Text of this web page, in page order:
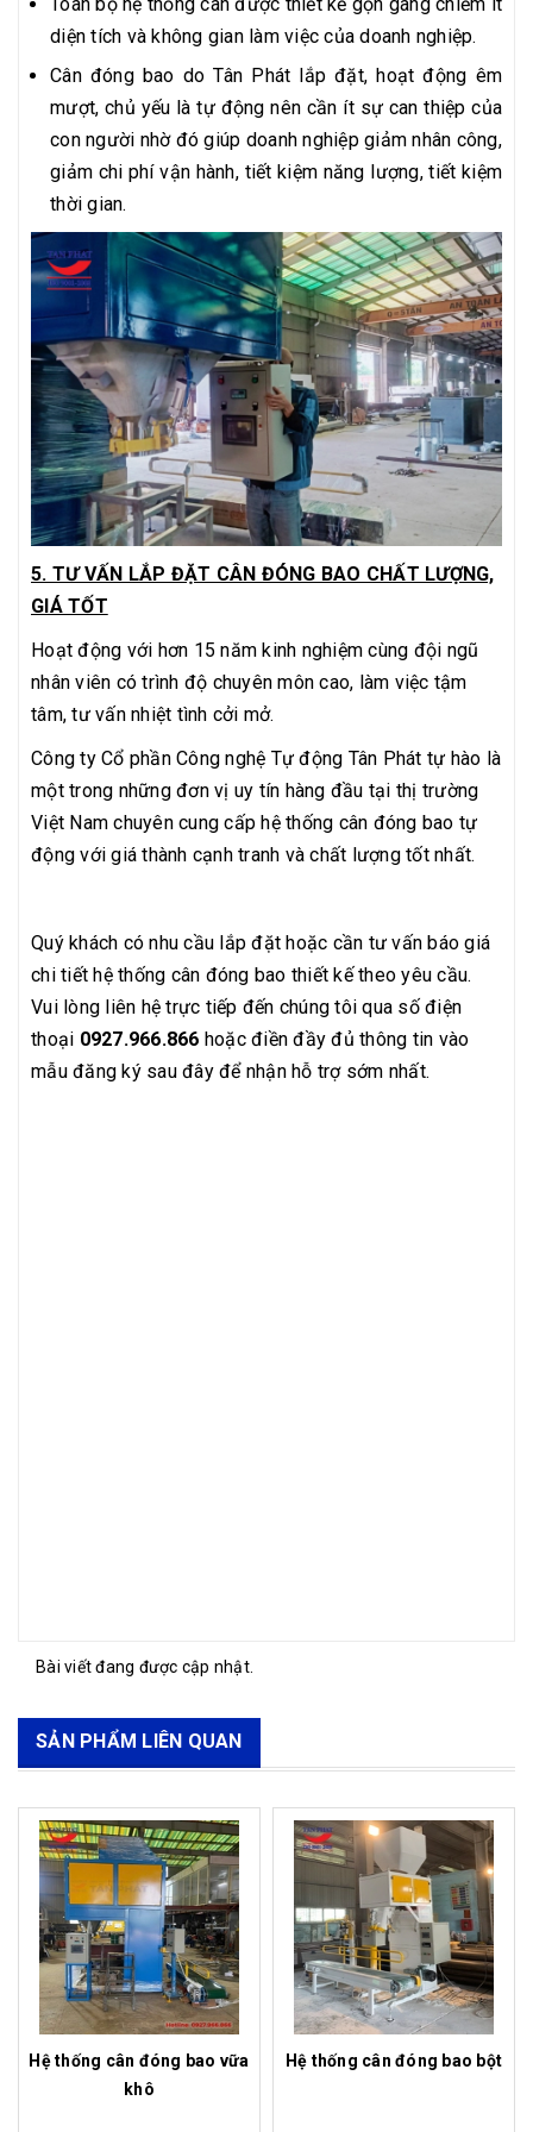
diện tích và không gian làm việc của doanh nghiệp.
Cân đóng bao do Tân Phát lắp đặt, hoạt động êm
mượt, chủ yếu là tự động nên cần ít sự can thiệp của
con người nhờ đó giúp doanh nghiệp giảm nhân công,
giảm chi phí vận hành, tiết kiệm năng lượng, tiết kiệm
thời gian.
5. TƯ VẤN LẮP ĐẶT CÂN ĐÓNG BAO CHẤT LƯỢNG,
GIÁ TỐT
Hoạt động với hơn 15 năm kinh nghiệm cùng đội ngũ
nhân viên có trình độ chuyên môn cao, làm việc tậm
tâm, tư vấn nhiệt tình cởi mở.
Công ty Cổ phần Công nghệ Tự động Tân Phát tự hào là
một trong những đơn vị uy tín hàng đầu tại thị trường
Việt Nam chuyên cung cấp hệ thống cân đóng bao tự
động với giá thành cạnh tranh và chất lượng tốt nhất.
Quý khách có nhu cầu lắp đặt hoặc cần tư vấn báo giá
chi tiết hệ thống cân đóng bao thiết kế theo yêu cầu.
Vui lòng liên hệ trực tiếp đến chúng tôi qua số điện
thoại 0927.966.866 hoặc điền đầy đủ thông tin vào
mẫu đăng ký sau đây để nhận hỗ trợ sớm nhất.
Bài viết đang được cập nhật.
SẢN PHẨM LIÊN QUAN
Hệ thống cân đóng bao vữa
khô
Hệ thống cân đóng bao bột